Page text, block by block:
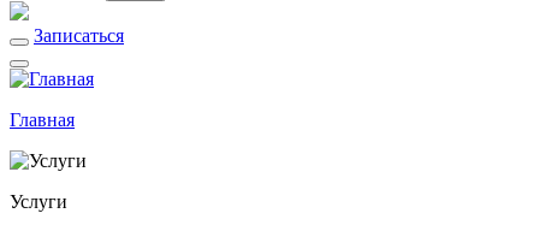
Записаться
Главная
Услуги